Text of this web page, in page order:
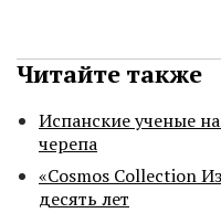
Читайте также
Испанские ученые
черепа
«Cosmos Collection
десять лет